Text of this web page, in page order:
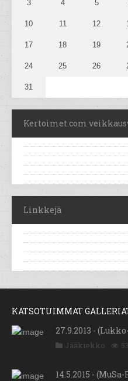
3 4 5
10 11 12
17 18 19
24 25 26
31
Kertoimet.com
Linkkejä
KATSOTUIMMAT
27.9.2013 -
Jääkiekko
14.5.2015 -